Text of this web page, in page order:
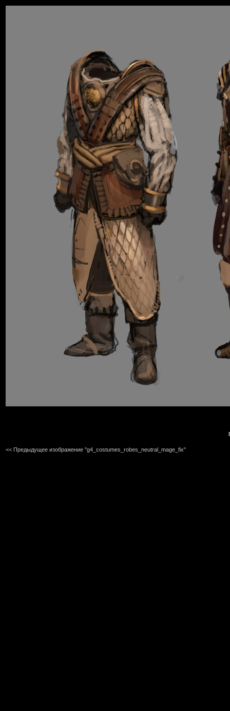
<< Предыдущее изображение "g4_costumes_robes_neutral_mage_fix"